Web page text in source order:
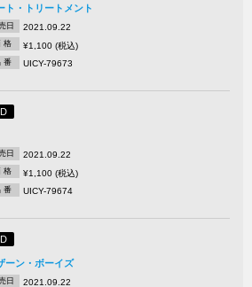
ト・トリートメント
日 2021.09.22
格 ¥1,100 (税込)
番 UICY-79673
日 2021.09.22
格 ¥1,100 (税込)
番 UICY-79674
ーン・ボーイズ
日 2021.09.22